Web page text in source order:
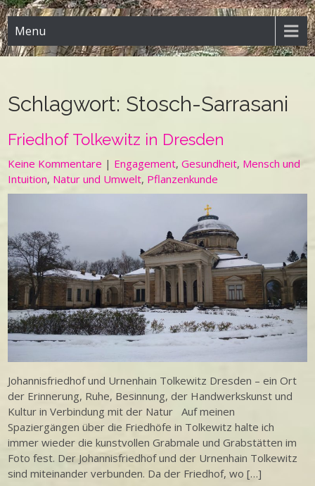
Menu
Schlagwort: Stosch-Sarrasani
Friedhof Tolkewitz in Dresden
Keine Kommentare | Engagement,Gesundheit, Mensch und
Intuition, Natur und Umwelt, Pflanzenkunde
Johannisfriedhof und Urnenhain Tolkewitz Dresden – ein Ort
der Erinnerung, Ruhe, Besinnung, der Handwerkskunst und
Kultur in Verbindung mit der Natur Auf meinen
Spaziergängen über die Friedhöfe in Tolkewitz halte ich
immer wieder die kunstvollen Grabmale und Grabstätten im
Foto fest. Der Johannisfriedhof und der Urnenhain Tolkewitz
sind miteinander verbunden. Da der Friedhof, wo […]